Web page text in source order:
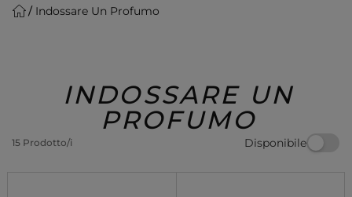
Make-up Profumi
Regalo
Indossare Un Profumo
INDOSSARE UN
PROFUMO
15 Prodotto/i Disponibile